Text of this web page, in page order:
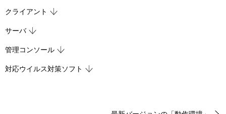
置
を
表
示
ル
ナ
ビ
ゲ
クライアント
サーバ
管理コンソール
対応ウイルス対策ソフト